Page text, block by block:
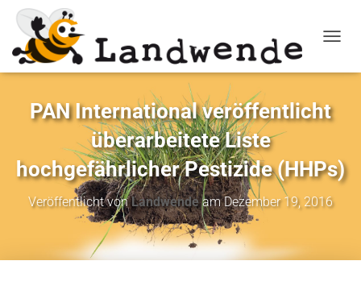
PAN International veröffentlicht
überarbeitete Liste
hochgefährlicher Pestizide (HHPs)
Veröffentlicht vonLandwendeamDezember 19, 2016